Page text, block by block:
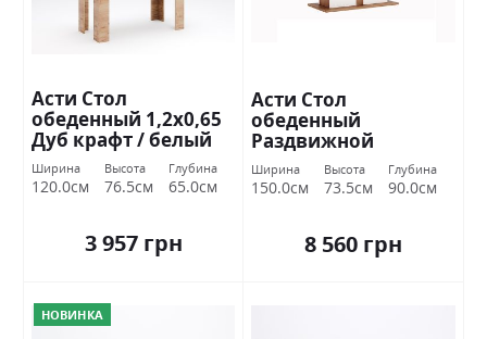
Асти Стол
обеденный 1,2х0,65
Дуб крафт / белый
глянец Миромарк
Ширина
120.0см
Высота
76.5см
Глубина
65.0см
3 957 грн
Асти Стол
обеденный
Раздвижной
трансформер 1,5х0,9
Дуб крафт / белый
Ширина
150.0см
Высота
73.5см
Глубина
90.0см
8 560 грн
НОВИНКА